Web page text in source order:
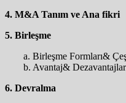
4. M&A Tanım ve Ana fikri
5. Birleşme
a. Birleşme Formları&
b. Avantaj&
6. Devralma